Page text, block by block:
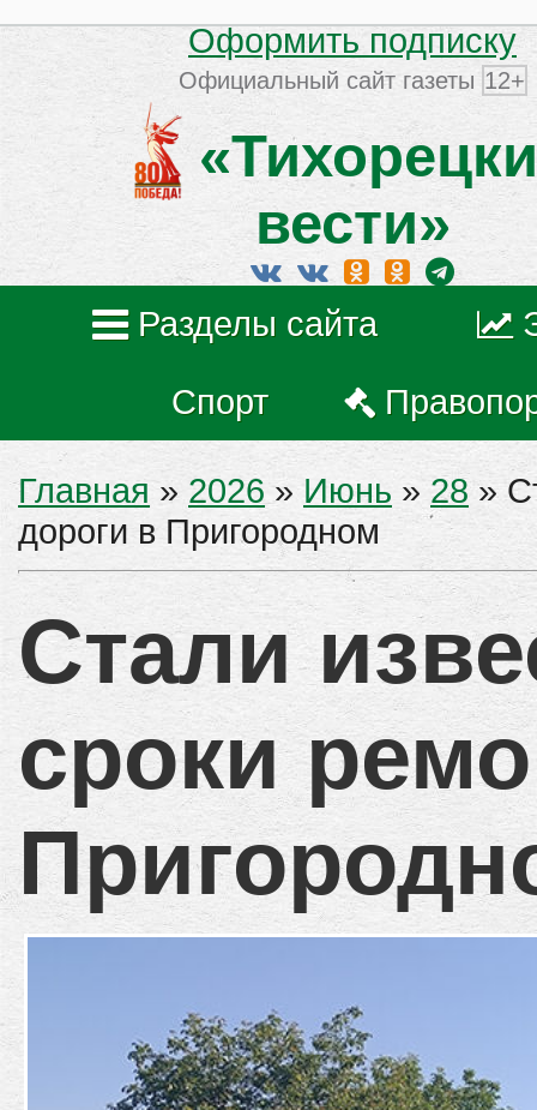
Оформить подписку
Официальный сайт газеты 12+
вести»
Разделы сайта
Спорт
Главная » 2026 » Июнь » 28 »
дороги в Пригородном
Стали
сроки